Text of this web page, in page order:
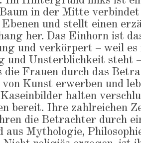
in der Mitte
und stellt einen
her. Das Einhorn ist
und verkörpert – weil es
und Unsterblichkeit steht
die Frauen durch das
Kunst erwerben und
halten
bereit. Ihre zahlreichen
die Betrachter durch
aus Mythologie,